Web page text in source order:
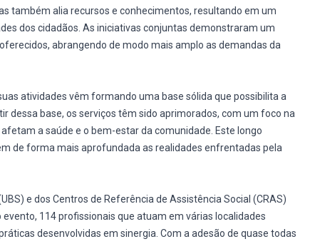
também alia recursos e conhecimentos, resultando em um
dos cidadãos. As iniciativas conjuntas demonstraram um
abrangendo de modo mais amplo as demandas da
atividades vêm formando uma base sólida que possibilita a
dessa base, os serviços têm sido aprimorados, com um foco na
a saúde e o bem-estar da comunidade. Este longo
de forma mais aprofundada as realidades enfrentadas pela
e dos Centros de Referência de Assistência Social (CRAS)
114 profissionais que atuam em várias localidades
desenvolvidas em sinergia. Com a adesão de quase todas